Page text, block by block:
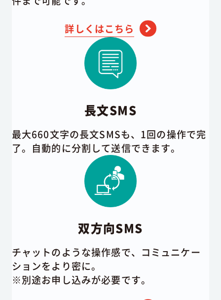
詳しくはこちら
長文SMS
最大660文字の長文SMSも、1回の操作で完
了。自動的に分割して送信できます。
双方向SMS
チャットのような操作感で、コミュニケー
ションをより密に。
※別途お申し込みが必要です。